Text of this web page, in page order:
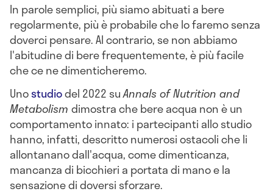
In parole semplici, più siamo abituati a bere
regolarmente, più è probabile che lo faremo senza
doverci pensare. Al contrario, se non abbiamo
l'abitudine di bere frequentemente, è più facile
che ce ne dimenticheremo.
Unostudiodel 2022 suAnnals of Nutrition and
Metabolism dimostra che bere acqua non è un
comportamento innato: i partecipanti allo studio
hanno, infatti, descritto numerosi ostacoli che li
allontanano dall'acqua, come dimenticanza,
mancanza di bicchieri a portata di mano e la
sensazione di doversi sforzare.